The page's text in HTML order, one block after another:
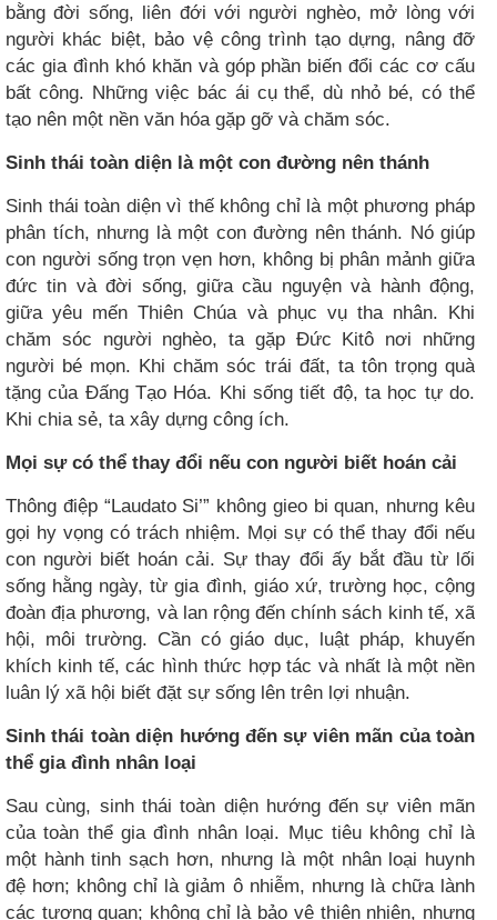
bằng đời sống, liên đới với người nghèo, mở lòng với
người khác biệt, bảo vệ công trình tạo dựng, nâng đỡ
các gia đình khó khăn và góp phần biến đổi các cơ cấu
bất công. Những việc bác ái cụ thể, dù nhỏ bé, có thể
tạo nên một nền văn hóa gặp gỡ và chăm sóc.
Sinh thái toàn diện là một con đường nên thánh
Sinh thái toàn diện vì thế không chỉ là một phương pháp
phân tích, nhưng là một con đường nên thánh. Nó giúp
con người sống trọn vẹn hơn, không bị phân mảnh giữa
đức tin và đời sống, giữa cầu nguyện và hành động,
giữa yêu mến Thiên Chúa và phục vụ tha nhân. Khi
chăm sóc người nghèo, ta gặp Đức Kitô nơi những
người bé mọn. Khi chăm sóc trái đất, ta tôn trọng quà
tặng của Đấng Tạo Hóa. Khi sống tiết độ, ta học tự do.
Khi chia sẻ, ta xây dựng công ích.
Mọi sự có thể thay đổi nếu con người biết hoán cải
Thông điệp “Laudato Si’” không gieo bi quan, nhưng kêu
gọi hy vọng có trách nhiệm. Mọi sự có thể thay đổi nếu
con người biết hoán cải. Sự thay đổi ấy bắt đầu từ lối
sống hằng ngày, từ gia đình, giáo xứ, trường học, cộng
đoàn địa phương, và lan rộng đến chính sách kinh tế, xã
hội, môi trường. Cần có giáo dục, luật pháp, khuyến
khích kinh tế, các hình thức hợp tác và nhất là một nền
luân lý xã hội biết đặt sự sống lên trên lợi nhuận.
Sinh thái toàn diện hướng đến sự viên mãn của toàn
thể gia đình nhân loại
Sau cùng, sinh thái toàn diện hướng đến sự viên mãn
của toàn thể gia đình nhân loại. Mục tiêu không chỉ là
một hành tinh sạch hơn, nhưng là một nhân loại huynh
đệ hơn; không chỉ là giảm ô nhiễm, nhưng là chữa lành
các tương quan; không chỉ là bảo vệ thiên nhiên, nhưng